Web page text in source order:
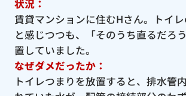
状況：
賃貸マンションに住むHさん。トイ
と感じつつも、「そのうち直るだろ
置していました。
なぜダメだったか：
トイレつまりを放置すると、排水管